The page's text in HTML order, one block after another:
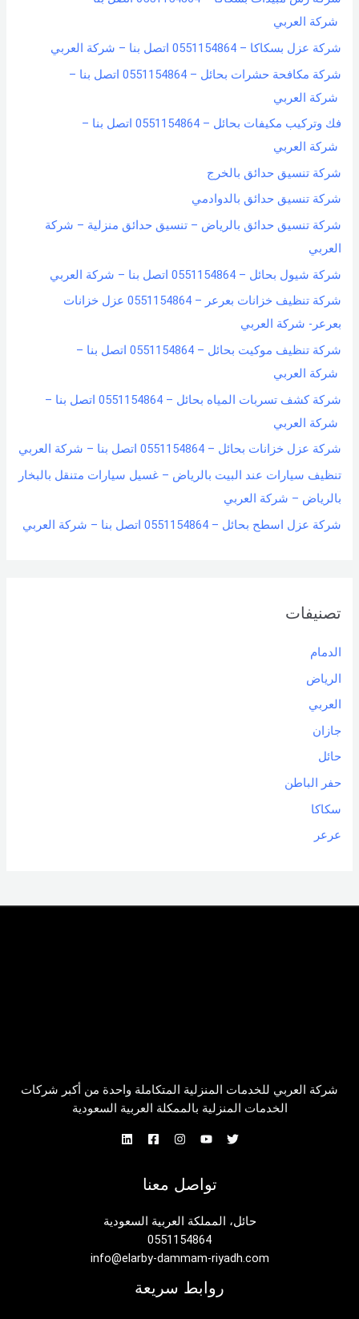
شركة العربي
شركة عزل بسكاكا – 0551154864 اتصل بنا – شركة العربي
شركة مكافحة حشرات بحائل – 0551154864 اتصل بنا –
شركة العربي
فك وتركيب مكيفات بحائل – 0551154864 اتصل بنا –
شركة العربي
شركة تنسيق حدائق بالخرج
شركة تنسيق حدائق بالدوادمي
شركة تنسيق حدائق بالرياض – تنسيق حدائق منزلية – شركة
العربي
شركة شيول بحائل – 0551154864 اتصل بنا – شركة العربي
شركة تنظيف خزانات بعرعر – 0551154864 عزل خزانات
بعرعر- شركة العربي
شركة تنظيف موكيت بحائل – 0551154864 اتصل بنا –
شركة العربي
شركة كشف تسربات المياه بحائل – 0551154864 اتصل بنا –
شركة العربي
شركة عزل خزانات بحائل – 0551154864 اتصل بنا – شركة العربي
تنظيف سيارات عند البيت بالرياض – غسيل سيارات متنقل بالبخار
بالرياض – شركة العربي
شركة عزل اسطح بحائل – 0551154864 اتصل بنا – شركة العربي
تصنيفات
الدمام
الرياض
العربي
جازان
حائل
حفر الباطن
سكاكا
عرعر
شركة العربي للخدمات المنزلية المتكاملة واحدة من أكبر شركات
الخدمات المنزلية بالممكلة العربية السعودية
تواصل معنا
حائل، المملكة العربية السعودية
0551154864
info@elarby-dammam-riyadh.com
روابط سريعة